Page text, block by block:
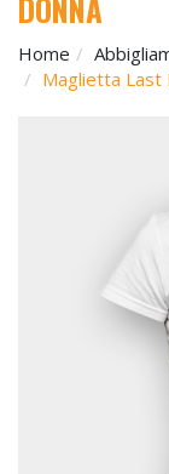
DONNA
Home
Maglietta Last